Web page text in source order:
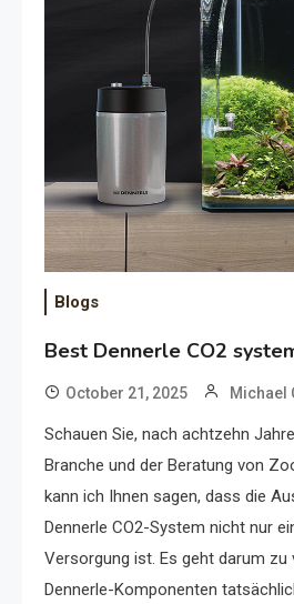
Blogs
Best Dennerle CO2
October 21, 2025 Michael
Schauen Sie, nach achtzehn
Branche und der Beratung von
kann ich Ihnen sagen, dass die
Dennerle CO2-System nicht nur
Versorgung ist. Es geht darum zu
Dennerle-Komponenten